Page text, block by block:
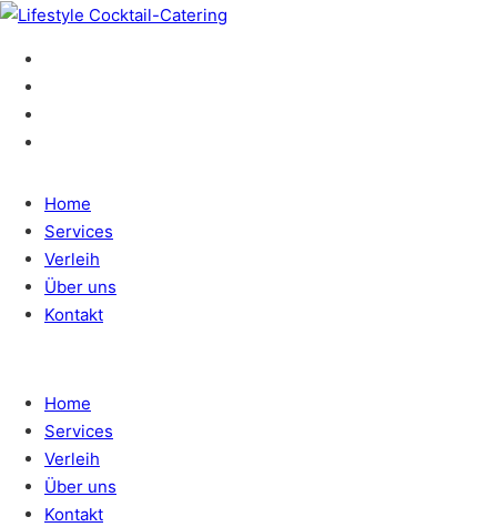
Home
Services
Verleih
Über uns
Kontakt
Home
Services
Verleih
Über uns
Kontakt